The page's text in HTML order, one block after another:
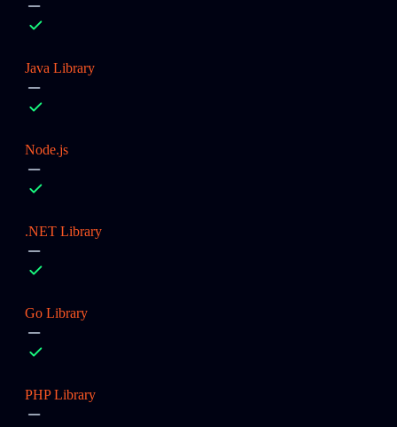
Java Library
Node.js
.NET Library
Go Library
PHP Library